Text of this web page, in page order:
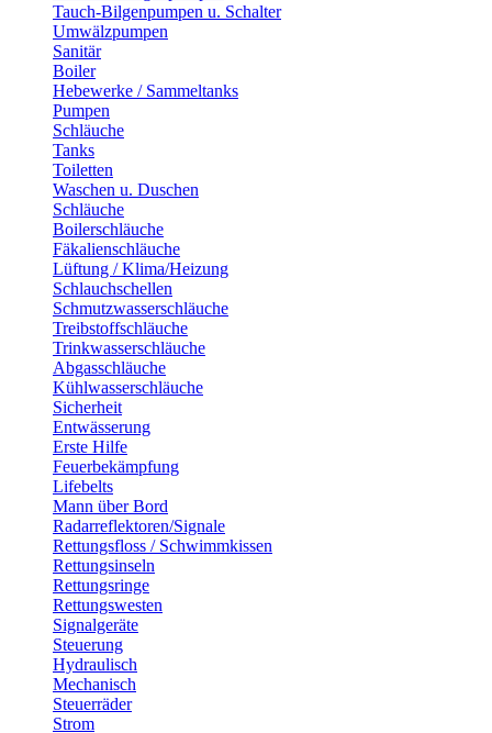
Tauch-Bilgenpumpen u. Schalter
Umwälzpumpen
Sanitär
Boiler
Hebewerke / Sammeltanks
Pumpen
Schläuche
Tanks
Toiletten
Waschen u. Duschen
Schläuche
Boilerschläuche
Fäkalienschläuche
Lüftung / Klima/Heizung
Schlauchschellen
Schmutzwasserschläuche
Treibstoffschläuche
Trinkwasserschläuche
Abgasschläuche
Kühlwasserschläuche
Sicherheit
Entwässerung
Erste Hilfe
Feuerbekämpfung
Lifebelts
Mann über Bord
Radarreflektoren/Signale
Rettungsfloss / Schwimmkissen
Rettungsinseln
Rettungsringe
Rettungswesten
Signalgeräte
Steuerung
Hydraulisch
Mechanisch
Steuerräder
Strom